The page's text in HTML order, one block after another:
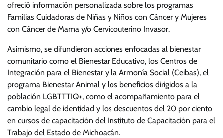
ofreció información personalizada sobre los programas
Familias Cuidadoras de Niñas y Niños con Cáncer y Mujeres
con Cáncer de Mama y/o Cervicouterino Invasor.
Asimismo, se difundieron acciones enfocadas al bienestar
comunitario como el Bienestar Educativo, los Centros de
Integración para el Bienestar y la Armonía Social (Ceibas), el
programa Bienestar Animal y los beneficios dirigidos a la
población LGBTTTIQ+, como el acompañamiento para el
cambio legal de identidad y los descuentos del 20 por ciento
en cursos de capacitación del Instituto de Capacitación para el
Trabajo del Estado de Michoacán.